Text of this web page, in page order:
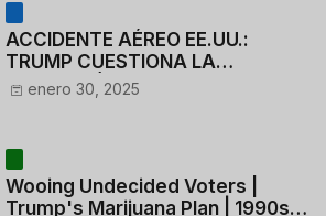
ACCIDENTE AÉREO EE.UU.:
TRUMP CUESTIONA LA
ACTUACIÓN DE LOS
CONTROLADORES y PILOTO del
enero 30, 2025
Wooing Undecided Voters |
Trump's Marijuana Plan | 1990s